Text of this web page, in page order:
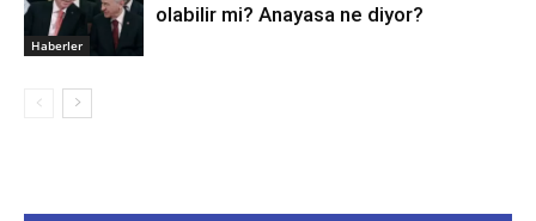
Haberler
olabilir mi? Anayasa ne diyor?